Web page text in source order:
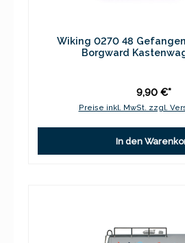
Wiking 0270 48
Borgward
9,90 €*
Preise inkl. MwSt. zzgl.
In den